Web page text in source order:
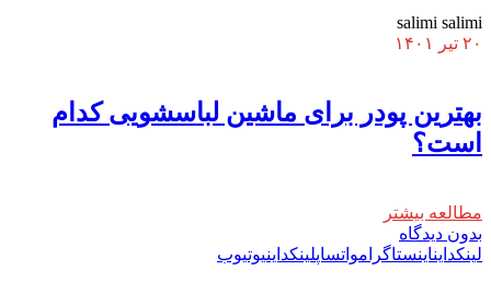
salimi salimi
۲۰ تیر ۱۴۰۱
بهترین پودر برای ماشین لباسشویی کدام
است؟
مطالعه بیشتر
بدون دیدگاه
لینکدایناینستاگرامواتساپلینکداینیوتیوب